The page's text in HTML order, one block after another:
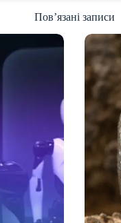
Пов’язані записи